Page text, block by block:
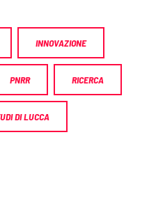
INNOVAZIONE
PNRR RICERCA
DI LUCCA